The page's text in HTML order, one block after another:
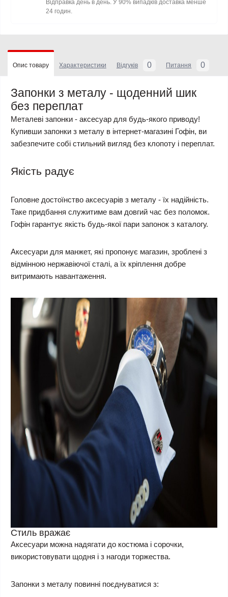
Відправка день в день. У 90% випадків доставка менше
24 годин.
Опис товару Характеристики Відгуків 0 Питання 0
Запонки з металу - щоденний шик
без переплат
Металеві запонки - аксесуар для будь-якого приводу!
Купивши запонки з металу в інтернет-магазині Гофін, ви
забезпечите собі стильний вигляд без клопоту і переплат.
Якість радує
Головне достоїнство аксесуарів з металу - їх надійність.
Таке придбання служитиме вам довгий час без поломок.
Гофін гарантує якість будь-якої пари запонок з каталогу.
Аксесуари для манжет, які пропонує магазин, зроблені з
відмінною нержавіючої сталі, а їх кріплення добре
витримають навантаження.
Стиль вражає
Аксесуари можна надягати до костюма і сорочки,
використовувати щодня і з нагоди торжества.
Запонки з металу повинні поєднуватися з: